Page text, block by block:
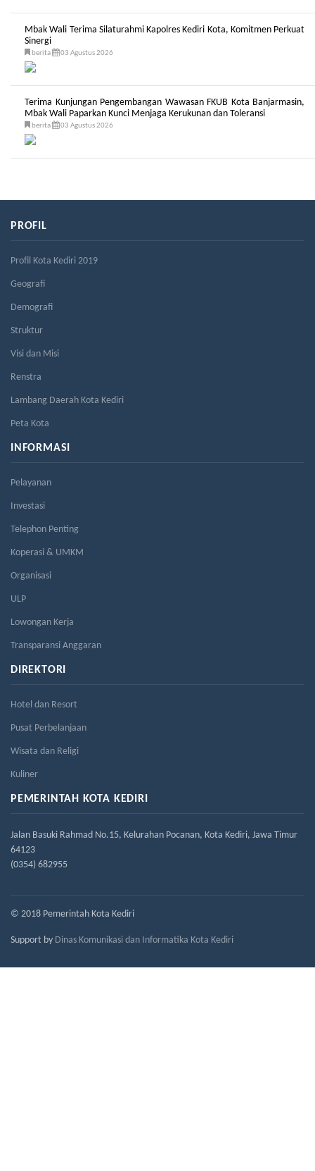
Mbak Wali Terima Silaturahmi Kapolres Kediri Kota, Komitmen Perkuat
Sinergi
berita 03 Agustus 2026
Terima Kunjungan Pengembangan Wawasan FKUB Kota Banjarmasin,
Mbak Wali Paparkan Kunci Menjaga Kerukunan dan Toleransi
berita 03 Agustus 2026
PROFIL
Profil Kota Kediri 2019
Geografi
Demografi
Struktur
Visi dan Misi
Renstra
Lambang Daerah Kota Kediri
Peta Kota
INFORMASI
Pelayanan
Investasi
Telephon Penting
Koperasi & UMKM
Organisasi
ULP
Lowongan Kerja
Transparansi Anggaran
DIREKTORI
Hotel dan Resort
Pusat Perbelanjaan
Wisata dan Religi
Kuliner
PEMERINTAH KOTA KEDIRI
Jalan Basuki Rahmad No.15, Kelurahan Pocanan, Kota Kediri, Jawa Timur
64123
(0354) 682955
© 2018 Pemerintah Kota Kediri
Support by Dinas Komunikasi dan Informatika Kota Kediri